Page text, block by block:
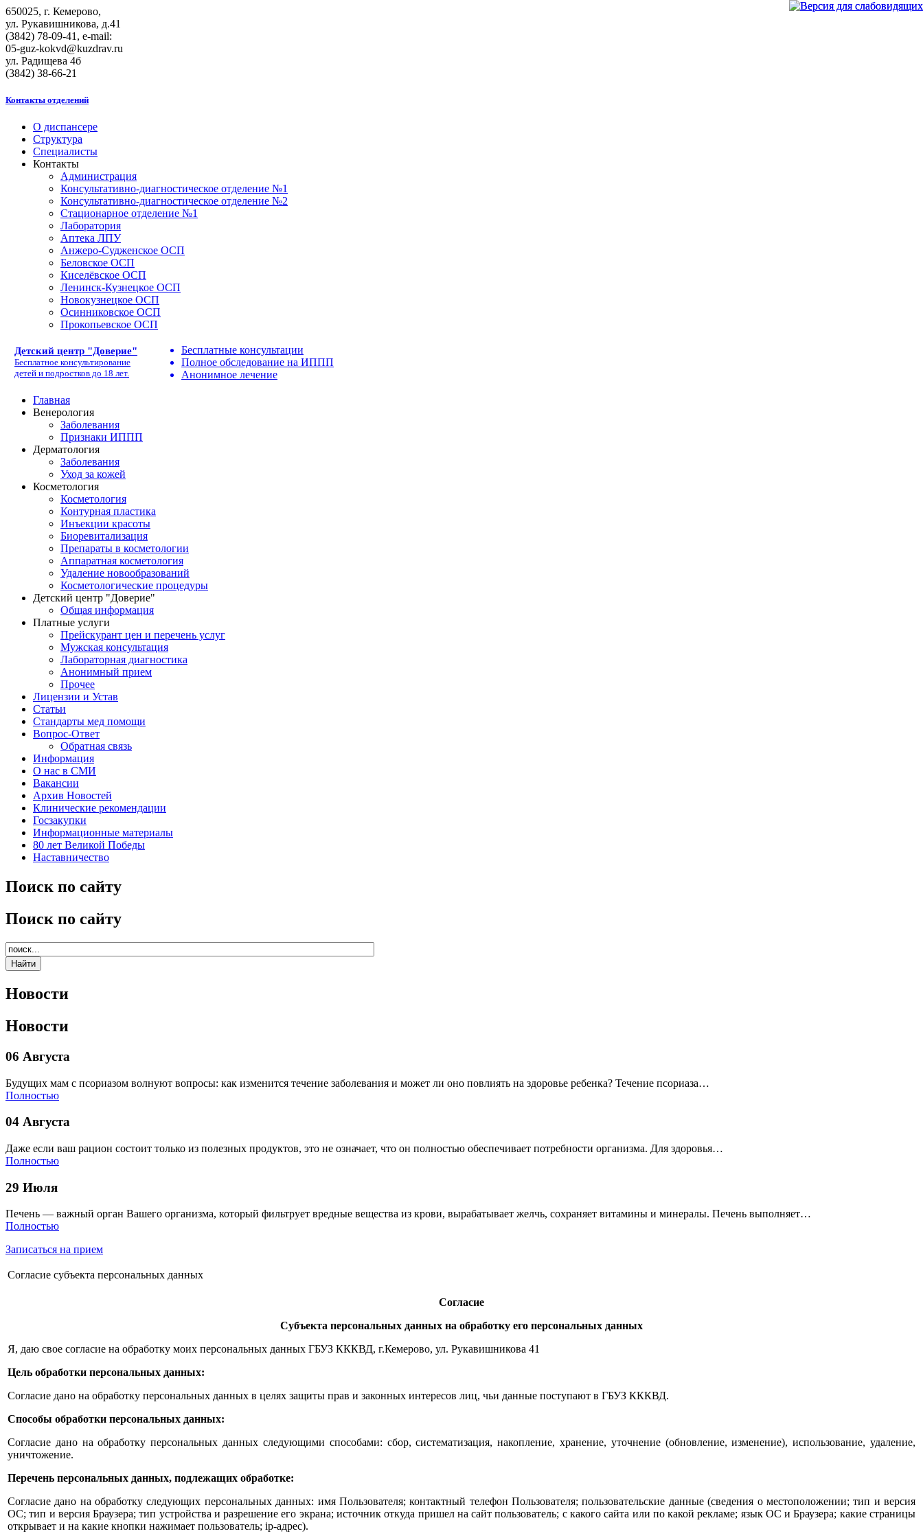
650025, г. Кемерово,
ул. Рукавишникова, д.41
(3842) 78-09-41, e-mail:
05-guz-kоkvd@kuzdrаv.ru
ул. Радищева 4б
(3842) 38-66-21
Контакты отделений
О диспансере
Структура
Специалисты
Контакты
Администрация
Консультативно-диагностическое отделение №1
Консультативно-диагностическое отделение №2
Стационарное отделение №1
Лаборатория
Аптека ЛПУ
Анжеро-Судженское ОСП
Беловское ОСП
Киселёвское ОСП
Ленинск-Кузнецкое ОСП
Новокузнецкое ОСП
Осинниковское ОСП
Прокопьевское ОСП
Детский центр "Доверие"
Бесплатное консультирование
детей и подростков до 18 лет.
Бесплатные консультации
Полное обследование на ИППП
Анонимное лечение
Главная
Венерология
Заболевания
Признаки ИППП
Дерматология
Заболевания
Уход за кожей
Косметология
Косметология
Контурная пластика
Инъекции красоты
Биоревитализация
Препараты в косметологии
Аппаратная косметология
Удаление новообразований
Косметологические процедуры
Детский центр "Доверие"
Общая информация
Платные услуги
Прейскурант цен и перечень услуг
Мужская консультация
Лабораторная диагностика
Анонимный прием
Прочее
Лицензии и Устав
Статьи
Стандарты мед помощи
Вопрос-Ответ
Обратная связь
Информация
О нас в СМИ
Вакансии
Архив Новостей
Клинические рекомендации
Госзакупки
Информационные материалы
80 лет Великой Победы
Наставничество
Поиск по сайту
Поиск по сайту
Новости
Новости
06 Августа
Будущих мам с псориазом волнуют вопросы: как изменится течение заболевания и может ли оно повлиять на здоровье ребенка? Течение псориаза…
Полностью
04 Августа
Даже если ваш рацион состоит только из полезных продуктов, это не означает, что он полностью обеспечивает потребности организма. Для здоровья…
Полностью
29 Июля
Печень — важный орган Вашего организма, который фильтрует вредные вещества из крови, вырабатывает желчь, сохраняет витамины и минералы. Печень выполняет…
Полностью
Записаться на прием
Согласие субъекта персональных данных
Согласие
Субъекта персональных данных на обработку его персональных данных
Я, даю свое согласие на обработку моих персональных данных ГБУЗ КККВД, г.Кемерово, ул. Рукавишникова 41
Цель обработки персональных данных:
Согласие дано на обработку персональных данных в целях защиты прав и законных интересов лиц, чьи данные поступают в ГБУЗ КККВД.
Способы обработки персональных данных:
Согласие дано на обработку персональных данных следующими способами: сбор, систематизация, накопление, хранение, уточнение (обновление, изменение), использование, удаление,
уничтожение.
Перечень персональных данных, подлежащих обработке:
Согласие дано на обработку следующих персональных данных: имя Пользователя; контактный телефон Пользователя; пользовательские данные (сведения о местоположении; тип и версия
ОС; тип и версия Браузера; тип устройства и разрешение его экрана; источник откуда пришел на сайт пользователь; с какого сайта или по какой рекламе; язык ОС и Браузера; какие страницы
открывает и на какие кнопки нажимает пользователь; ip-адрес).